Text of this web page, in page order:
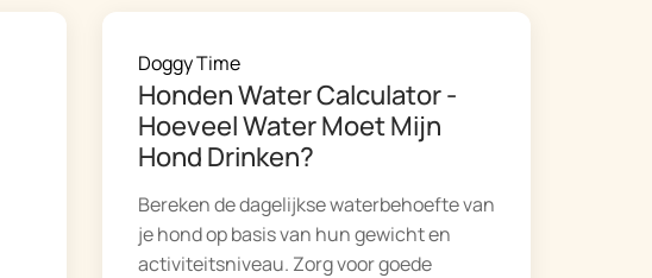
Doggy Time
Honden Water Calculator -
Hoeveel Water Moet Mijn
Hond Drinken?
Bereken de dagelijkse waterbehoefte van
je hond op basis van hun gewicht en
activiteitsniveau. Zorg voor goede